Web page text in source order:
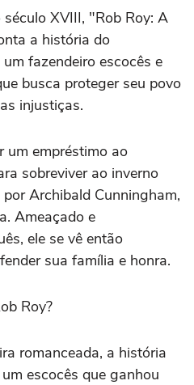
XVIII, "Rob Roy: A
a história do
fazendeiro escocês e
busca proteger seu povo
injustiças.
um empréstimo ao
sobreviver ao inverno
Archibald Cunningham,
Ameaçado e
ele se vê então
sua família e honra.
Roy?
romanceada, a história
escocês que ganhou